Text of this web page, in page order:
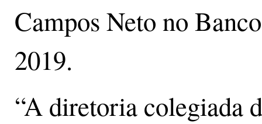
Campos Neto no
2019.
“A diretoria colegiada